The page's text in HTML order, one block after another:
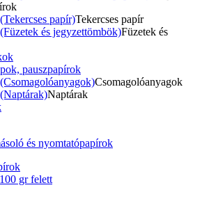
papír)Tekercses papír
és jegyzettömbök)Füzetek és
pauszpapírok
Csomagolóanyagok
Naptárak
és nyomtatópapírok
gr felett